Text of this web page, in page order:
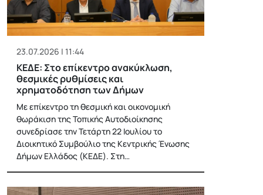
23.07.2026 | 11:44
ΚΕΔΕ: Στο επίκεντρο ανακύκλωση,
θεσμικές ρυθμίσεις και
χρηματοδότηση των Δήμων
Με επίκεντρο τη θεσμική και οικονομική
θωράκιση της Τοπικής Αυτοδιοίκησης
συνεδρίασε την Τετάρτη 22 Ιουλίου το
Διοικητικό Συμβούλιο της Κεντρικής Ένωσης
Δήμων Ελλάδος (ΚΕΔΕ). Στη…